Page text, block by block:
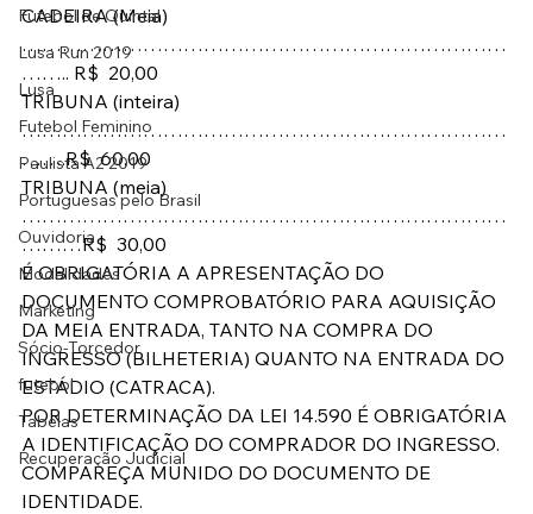
Futebol de Quintal
Lusa Run 2019
Lusa
Futebol Feminino
Paulista A2 2019
Portuguesas pelo Brasil
Ouvidoria
Modalidades
Marketing
Sócio-Torcedor
futebol
Tabelas
Recuperação Judicial
CADEIRA (Meia)
………………………………………………………………
…….. R$  20,00
TRIBUNA (inteira)
………………………………………………………………
…….R$  60,00
TRIBUNA (meia)
………………………………………………………………
………R$  30,00
É OBRIGATÓRIA A APRESENTAÇÃO DO
DOCUMENTO COMPROBATÓRIO PARA AQUISIÇÃO
DA MEIA ENTRADA, TANTO NA COMPRA DO
INGRESSO (BILHETERIA) QUANTO NA ENTRADA DO
ESTÁDIO (CATRACA).
POR DETERMINAÇÃO DA LEI 14.590 É OBRIGATÓRIA
A IDENTIFICAÇÃO DO COMPRADOR DO INGRESSO.
COMPAREÇA MUNIDO DO DOCUMENTO DE
IDENTIDADE.